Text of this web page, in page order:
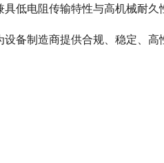
备制造商提供合规、稳定、高